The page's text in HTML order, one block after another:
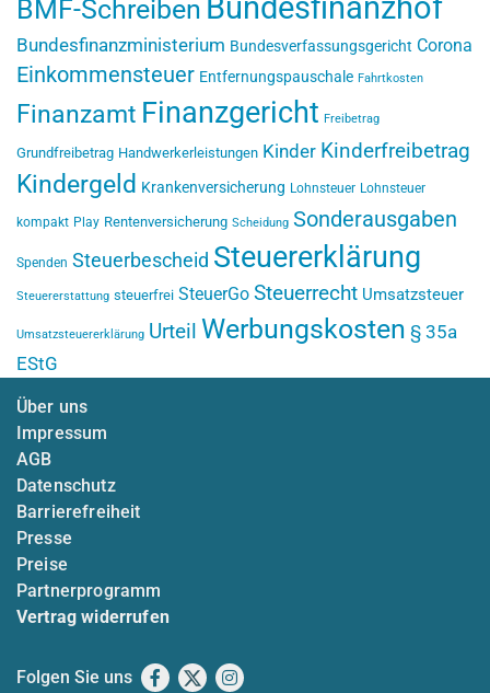
BMF-Schreiben Bundesfinanzhof
Bundesfinanzministerium Bundesverfassungsgericht Corona
Einkommensteuer Entfernungspauschale Fahrtkosten
Finanzamt Finanzgericht Freibetrag
Grundfreibetrag Handwerkerleistungen Kinder Kinderfreibetrag
Kindergeld Krankenversicherung Lohnsteuer Lohnsteuer
kompakt Play Rentenversicherung Scheidung Sonderausgaben
Spenden Steuerbescheid Steuererklärung
Steuererstattung steuerfrei SteuerGo Steuerrecht Umsatzsteuer
Umsatzsteuererklärung Urteil Werbungskosten § 35a
EStG
Über uns
Impressum
AGB
Datenschutz
Barrierefreiheit
Presse
Preise
Partnerprogramm
Vertrag widerrufen
Folgen Sie uns Facebook
X Instagram